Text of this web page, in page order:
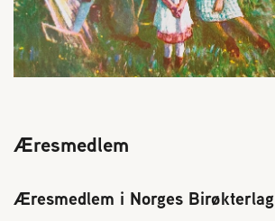
Æresmedlem
Æresmedlem i Norges Birøkterlag